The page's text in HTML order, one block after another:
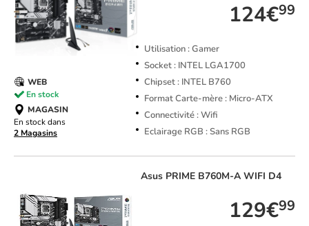
124€99
Utilisation : Gamer
Socket : INTEL LGA1700
Chipset : INTEL B760
Format Carte-mère : Micro-ATX
Connectivité : Wifi
Eclairage RGB : Sans RGB
WEB
En stock
MAGASIN
En stock dans
2 Magasins
Asus PRIME B760M-A WIFI D4
129€99